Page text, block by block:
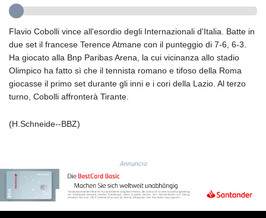
FKP 0.858801
GEL 3.021622
GGP 0.858801
GHS 13.548336
GIP 0.858801
GMD 84.931759
HNL 31.036971
HTG 151.001333
Flavio Cobolli vince all'esordio degli Internazionali d'Italia. Batte in
due set il francese Terence Atmane con il punteggio di 7-6, 6-3.
Ha giocato alla Bnp Paribas Arena, la cui vicinanza allo stadio
Olimpico ha fatto sì che il tennista romano e tifoso della Roma
giocasse il primo set durante gli inni e i cori della Lazio. Al terzo
turno, Cobolli affronterà Tirante.
(H.Schneide--BBZ)
Annuncio